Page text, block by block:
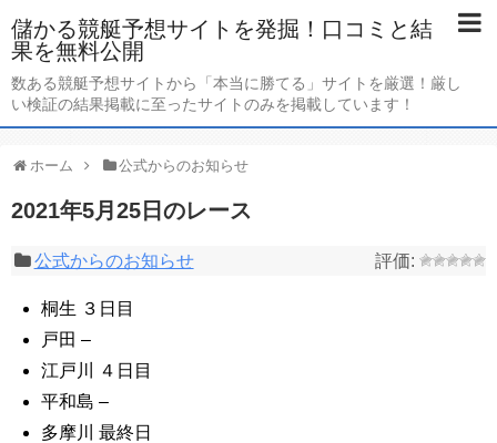
儲かる競艇予想サイトを発掘！口コミと結
果を無料公開
数ある競艇予想サイトから「本当に勝てる」サイトを厳選！厳し
い検証の結果掲載に至ったサイトのみを掲載しています！
ホーム 公式からのお知らせ
2021年5月25日のレース
公式からのお知らせ
桐生 ３日目
戸田–
江戸川 ４日目
平和島–
多摩川 最終日